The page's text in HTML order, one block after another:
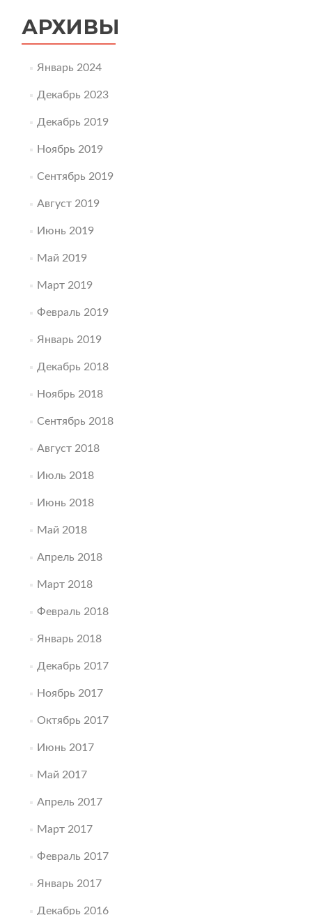
АРХИВЫ
Январь 2024
Декабрь 2023
Декабрь 2019
Ноябрь 2019
Сентябрь 2019
Август 2019
Июнь 2019
Май 2019
Март 2019
Февраль 2019
Январь 2019
Декабрь 2018
Ноябрь 2018
Сентябрь 2018
Август 2018
Июль 2018
Июнь 2018
Май 2018
Апрель 2018
Март 2018
Февраль 2018
Январь 2018
Декабрь 2017
Ноябрь 2017
Октябрь 2017
Июнь 2017
Май 2017
Апрель 2017
Март 2017
Февраль 2017
Январь 2017
Декабрь 2016